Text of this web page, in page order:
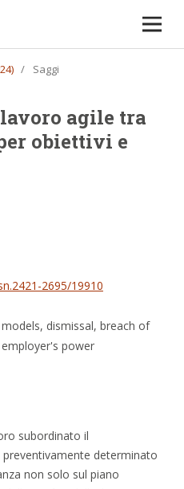
/ Saggi
agile tra
obiettivi e
2695/19910
dismissal, breach of
power
subordinato il
determinato
non solo sul piano